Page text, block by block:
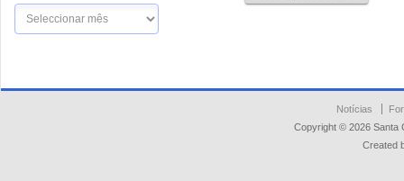
Arquivo
Notícias
Copyright © 2026 Santa
Created